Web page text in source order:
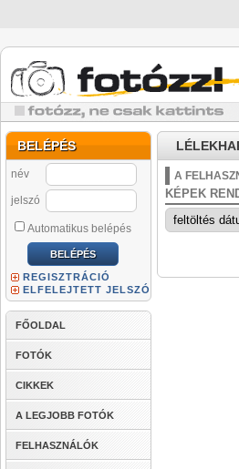
BELÉPÉS
név
jelszó
Automatikus belépés
REGISZTRÁCIÓ
ELFELEJTETT JELSZÓ
FŐOLDAL
FOTÓK
CIKKEK
A LEGJOBB FOTÓK
FELHASZNÁLÓK
A
KÉPEK